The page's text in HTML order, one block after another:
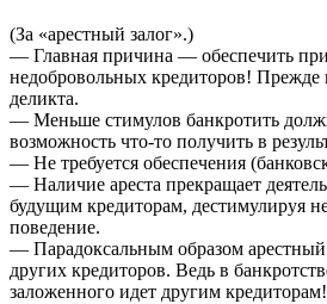
(За «арестный залог».)
— Главная причина — обеспечить
недобровольных кредиторов! Прежде
деликта.
— Меньше стимулов банкротить
возможность что-то получить в
— Не требуется обеспечения
— Наличие ареста прекращает
будущим кредиторам, дестимулируя
поведение.
— Парадоксальным образом арестный
других кредиторов. Ведь в
заложенного идет другим кредиторам!